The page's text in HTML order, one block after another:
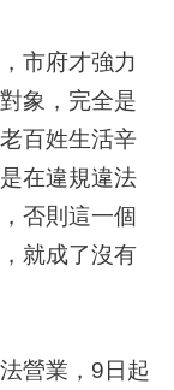
市府才強力
象，完全是
百姓生活辛
在違規違法
否則這一個
就成了沒有
營業，9日起